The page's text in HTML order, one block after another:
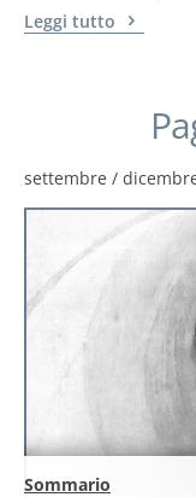
Leggi tutto
settembre /
Sommario